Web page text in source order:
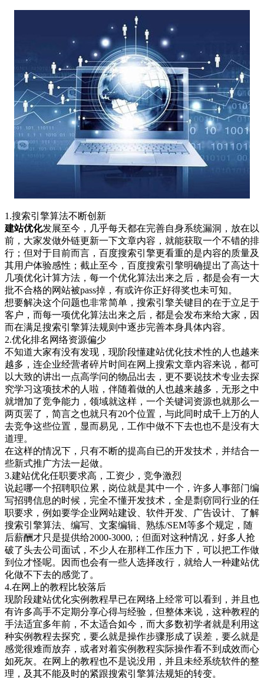
1.搜索引擎算法不断创新
建站优化发展至今，几乎每天都在完善自身系统漏洞，放在以
前，大家发做外链更新一下文章内容，就能获取一个不错的排
行；但对于目前而言，百度搜索引擎更看重的是内容的质量及
其用户体验感性；截止至今，百度搜索引擎明确提出了高达十
几项优化计算方法，每一个优化算法出来之后，都是会有一大
批不合格的网站被pass掉，有或许你正好得奖也未可知。
想要解决这个问题也非常简单，搜索引擎关键目的在于立足于
客户，而每一项优化算法出来之后，都是会发布来给大家，因
而在满足搜索引擎算法规则中逐步完善本身具体内容。
2.优化排名网络资源偏少
不知道大家有没有发现，现阶段懂建站优化技术性的人也越来
越多，连企业经营者碎片时间在网上搜索文章内容来说，都可
以大致的讲出一点高学问的物品出去，更不要说技术专业去探
究学习这项技术的人啦，伴随着做的人也越来越多，无形之中
就增加了竞争能力，领域就这样，一个关键词资源也就那么一
两页罢了，简言之也就只有20个位置，与此同时成千上万的人
去竞争这些位置，显而易见，工作中做不下去也也不是没有大
道理。
在这样的情况下，只有不断的提高自已的开发技术，并结合一
些新式推广方法一起做。
3.建站优化任职要求高，工资少，竞争激烈
说起哪一个招聘职位累，岗位就是其中一个，许多人事部门编
写招骋信息的时候，完全不懂开发技术，全是剽窃同行业的任
职要求，例如要学企业网站建设、软件开发、广告设计、了解
搜索引擎算法、编写、文案编辑、熟练/SEM等多个规定，随
后薪酬才只是提供给2000-3000,；但面对这种情况，好多人抢
破了头去公司面试，不少人在那样工作压力下，可以把工作做
到位才怪呢。因而也会有一些人选择改行，就给人一种建站优
化做不下去的感觉了。
4.在网上的教程比较落后
现阶段建站优化实例教程早已在网络上经常可以看到，并且也
有许多高手不定期分享心得与经验，但整体来说，这种教程的
手法适宜多年前，不太适合如今，而大多数初学者就是利用这
种实例教程去探究，要么就是操作步骤形成了误差，要么就是
感觉很难而放弃，或者对着实例教程实际操作看不到成效而心
如死灰。在网上的教程也不是说没用，并且未经系统软件的整
理，及其不能及时的紧跟搜索引擎算法规矩的转变。